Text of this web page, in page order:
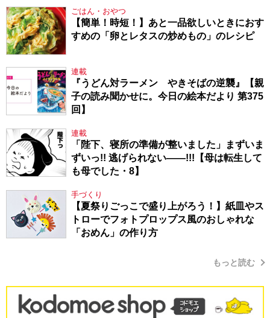
ごはん・おやつ
【簡単！時短！】あと一品欲しいときにおす
すめの「卵とレタスの炒めもの」のレシピ
連載
『うどん対ラーメン やきそばの逆襲』【親
子の読み聞かせに。今日の絵本だより 第375
回】
連載
「陛下、寝所の準備が整いました」まずいま
ずいっ!! 逃げられない――!!!【母は転生して
も母でした・8】
手づくり
【夏祭りごっこで盛り上がろう！】紙皿やス
トローでフォトプロップス風のおしゃれな
「おめん」の作り方
もっと読む